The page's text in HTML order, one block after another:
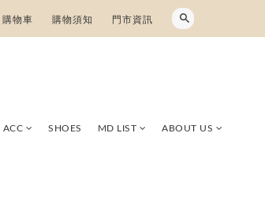
購物車 購物須知 門市資訊
ACC SHOES MD LIST ABOUT US